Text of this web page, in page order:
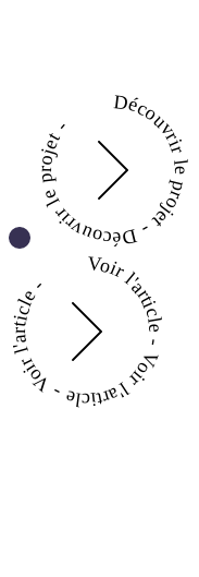
Découvrir le projet - Découvrir le projet -
Voir l'article - Voir l'article - Voir l'article -